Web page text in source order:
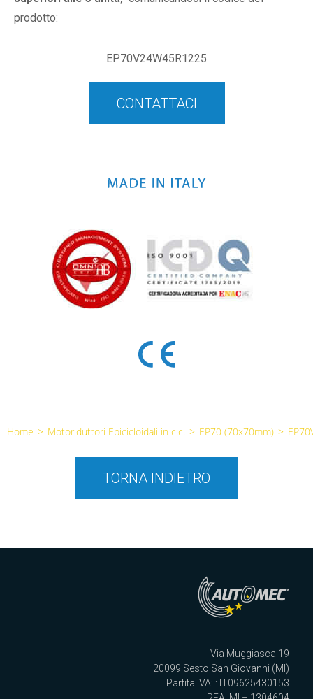
prodotto:
EP70V24W45R1225
CONTATTACI
Home > Motoriduttori Epicicloidali in c.c. > EP70 (70x70mm) >
TORNA INDIETRO
Via Muggiasca 19
20099 Sesto San Giovanni (MI)
Partita IVA: : IT09625430153